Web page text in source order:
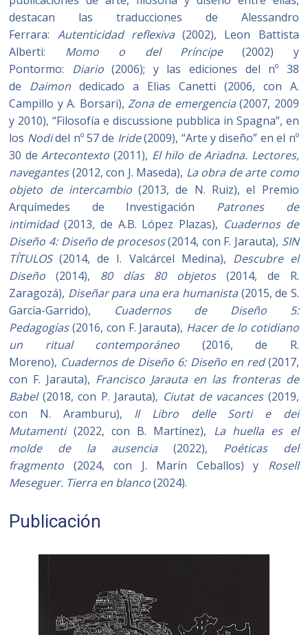
destacan las traducciones de Alessandro
Ferrara: Autenticidad reflexiva(2002), Leon Battista
Alberti: Momo o del Príncipe(2002) y
Pontormo: Diario(2006); y las ediciones del nº 38
de Daimondedicado a Elias Canetti (2006, con A.
Campillo y A. Borsari), Zona de emergencia(2007, 2009
y 2010), “Filosofía e discussione pubblica in Spagna”, en
los Nodidel nº 57 de Iride(2009), “Arte y diseño” en el nº
30 deArtecontexto (2011), El hilo de Ariadna. Lectores,
navegantes(2012, con J. Maseda), La obra de arte como
objeto de intercambio(2013, de N. Ruiz), el Premio
Arquímedes de Investigación Patrones de
intimidad(2013, de A.B. López Plazas), Cuadernos de
Diseño 4: Diseño de procesos(2014, con F. Jarauta), SIN
TÍTULOS(2014, de I. Valcárcel Medina), Descubre el
Diseño (2014), 80 días 80 objetos(2014, de R.
Zaragozá), Diseñar para una era humanista (2015, de S.
García-Garrido), Cuadernos de Diseño 5:
Pedagogías(2016, con F. Jarauta), Hacer de lo cotidiano
un ritual contemporáneo (2016, de R.
Moreno), Cuadernos de Diseño 6: Diseño en red(2017,
con F. Jarauta), Francisco Jarauta en las fronteras de
Babel(2018, con P. Jarauta), Ciutat de vacances (2019,
con N. Aramburu), Il Libro delle Sorti e dei
Mutamenti (2022, con B. Martínez), La huella es el
molde de la ausencia (2022), Poéticas del
fragmento (2024, con J. Marín Ceballos) y Rosell
Meseguer. Tierra en blanco(2024).
Publicación